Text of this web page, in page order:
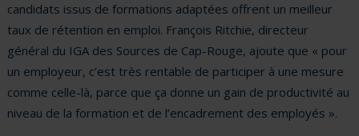
candidats issus de formations adaptées offrent un meilleur
taux de rétention en emploi. François Ritchie, directeur
général du IGA des Sources de Cap-Rouge, ajoute que « pour
un employeur, c’est très rentable de participer à une mesure
comme celle-là, parce que ça donne un gain de productivité au
niveau de la formation et de l’encadrement des employés ».